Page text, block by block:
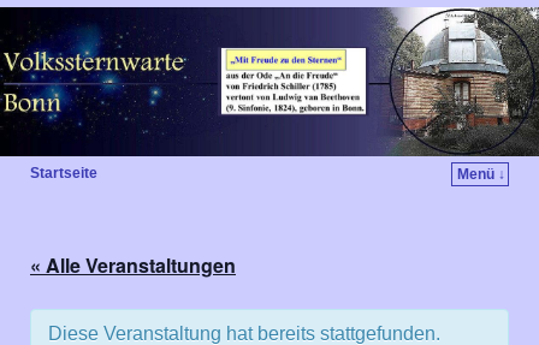
Startseite Menü ↓
« Alle Veranstaltungen
Diese Veranstaltung hat bereits stattgefunden.